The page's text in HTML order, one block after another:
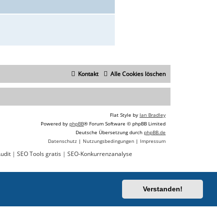
Verstanden!
Alle Cookies löschen
Kontakt
Flat Style by Ian Bradley
Powered by phpBB® Forum Software © phpBB Limited
Deutsche Übersetzung durch phpBB.de
Datenschutz | Nutzungsbedingungen | Impressum
| SEO Tools gratis | SEO-Konkurrenzanalyse